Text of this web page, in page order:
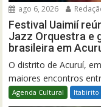
ago 6, 2026
Festival Uaimií
Jazz Orquestra e
brasileira em
O distrito de Acuruí,
maiores encontros
Agenda Cultural Itabirito